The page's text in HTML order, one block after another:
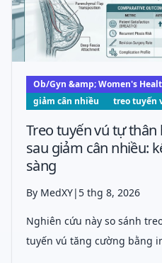
Ob/Gyn &amp; Women's
giảm cân nhiều
treo tuyến
Treo tuyến vú tự
sau giảm cân nhiều:
sàng
By MedXY| 5 thg 8, 2026
Nghiên cứu này so sánh
tuyến vú tăng cường bằng